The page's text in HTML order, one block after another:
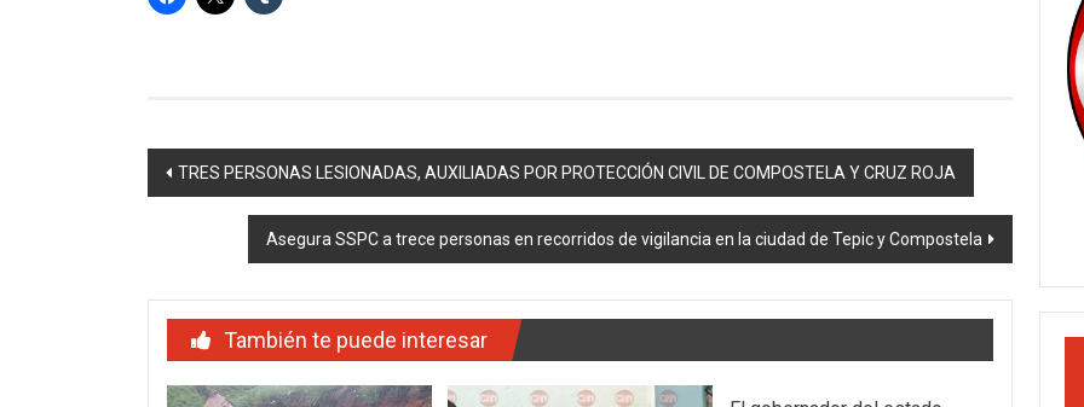
Navegación
entradas
TRES PERSONAS LESIONADAS, AUXILIADAS POR PROTECCIÓN CIVIL DE COMPOSTELA Y CRUZ ROJA
Asegura SSPC a trece personas en recorridos de vigilancia en la ciudad de Tepic y Compostela
También te puede interesar